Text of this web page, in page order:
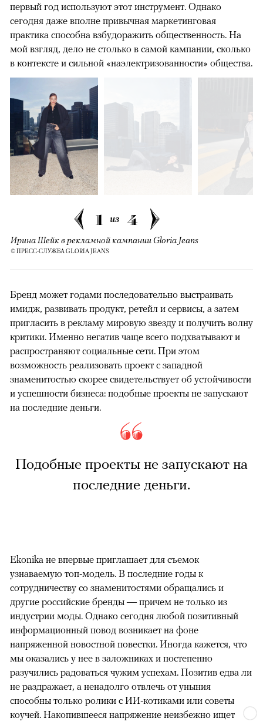
первый год используют этот инструмент. Однако
сегодня даже вполне привычная маркетинговая
практика способна взбудоражить общественность. На
мой взгляд, дело не столько в самой кампании, сколько
в контексте и сильной «наэлектризованности» общества.
1 из 4
Ирина Шейк в рекламной кампании Gloria Jeans
© ПРЕСС-СЛУЖБА GLORIA JEANS
Бренд может годами последовательно выстраивать
имидж, развивать продукт, ретейл и сервисы, а затем
пригласить в рекламу мировую звезду и получить волну
критики. Именно негатив чаще всего подхватывают и
распространяют социальные сети. При этом
возможность реализовать проект с западной
знаменитостью скорее свидетельствует об устойчивости
и успешности бизнеса: подобные проекты не запускают
на последние деньги.
Подобные проекты не запускают на
последние деньги.
Ekonika не впервые приглашает для съемок
узнаваемую топ-модель. В последние годы к
сотрудничеству со знаменитостями обращались и
другие российские бренды — причем не только из
индустрии моды. Однако сегодня любой позитивный
информационный повод возникает на фоне
напряженной новостной повестки. Иногда кажется, что
мы оказались у нее в заложниках и постепенно
разучились радоваться чужим успехам. Позитив едва ли
не раздражает, а ненадолго отвлечь от уныния
способны только ролики с ИИ-котиками или советы
коучей. Накопившееся напряжение неизбежно ищет